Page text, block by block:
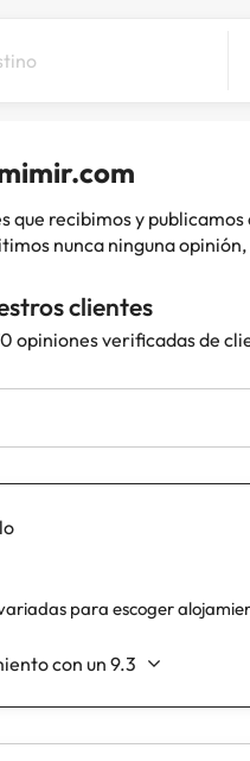
que recibimos y
nunca ninguna
clientes
opiniones verificadas de